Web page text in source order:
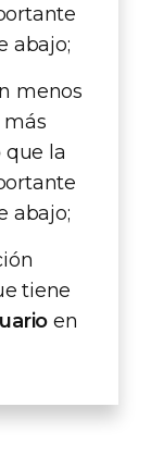
abajo;
menos
que la
abajo;
tiene
en